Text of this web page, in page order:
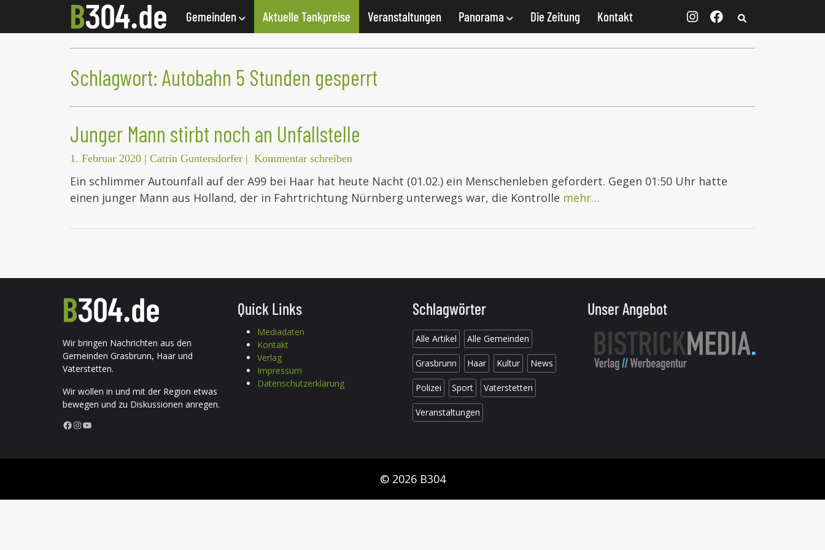
Gemeinden Aktuelle Tankpreise Veranstaltungen Panorama Die Zeitung Kontakt
Schlagwort: Autobahn 5 Stunden gesperrt
Junger Mann stirbt noch an Unfallstelle
1. Februar 2020 | Catrin Guntersdorfer | Kommentar schreiben
Ein schlimmer Autounfall auf der A99 bei Haar hat heute Nacht (01.02.) ein Menschenleben gefordert. Gegen 01:50 Uhr hatte
einen junger Mann aus Holland, der in Fahrtrichtung Nürnberg unterwegs war, die Kontrolle mehr…
Wir bringen Nachrichten aus den
Gemeinden Grasbrunn, Haar und
Vaterstetten.
Wir wollen in und mit der Region etwas
bewegen und zu Diskussionen anregen.
Facebook InstagramYouTube
Quick Links
Mediadaten
Kontakt
Verlag
Impressum
Datenschutzerklärung
Schlagwörter
Alle Artikel Alle Gemeinden
Grasbrunn Haar Kultur News
Polizei Sport Vaterstetten
Veranstaltungen
Unser Angebot
© 2026 B304